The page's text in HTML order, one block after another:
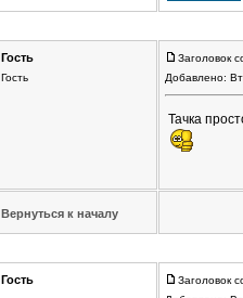
Гость
Гость
Заголовок
Добавлено:
Тачка
Вернуться к началу
Гость
Заголовок